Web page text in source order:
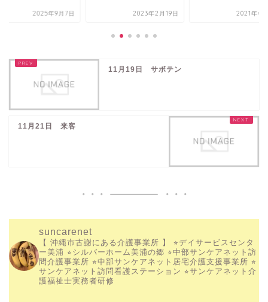
2025年9月7日 2023年2月19日 2021年4
11月19日 サボテン
11月21日 来客
suncarenet
【 沖縄市古謝にある介護事業所 】
⭐︎デイサービスセンタ
ー美浦 ⭐︎シルバーホーム美浦の郷 ⭐︎中部サンケアネット訪
問介護事業所 ⭐︎中部サンケアネット居宅介護支援事業所 ⭐︎
サンケアネット訪問看護ステーション ⭐︎サンケアネット介
護福祉士実務者研修